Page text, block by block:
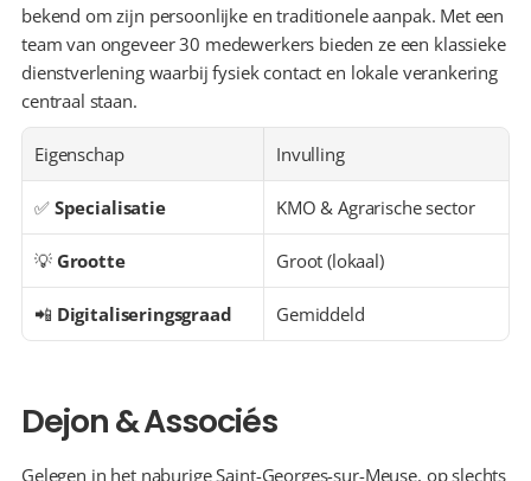
bekend om zijn persoonlijke en traditionele aanpak. Met een
team van ongeveer 30 medewerkers bieden ze een klassieke
dienstverlening waarbij fysiek contact en lokale verankering
centraal staan.
Eigenschap Invulling
✅ Specialisatie KMO & Agrarische sector
💡 Grootte Groot (lokaal)
📲 Digitaliseringsgraad Gemiddeld
Dejon & Associés
Gelegen in het naburige Saint-Georges-sur-Meuse, op slechts